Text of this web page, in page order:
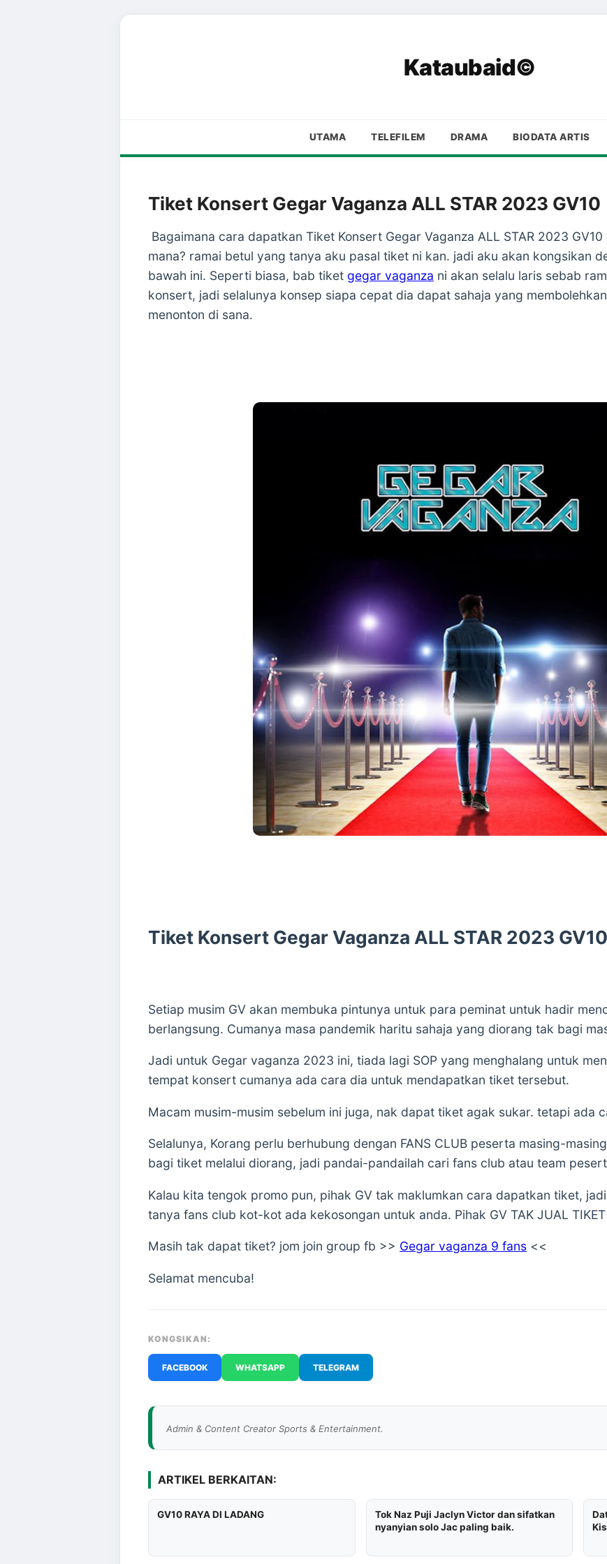
Kataubaid©
UTAMA TELEFILEM DRAMA BIODATA ARTIS
Tiket Konsert Gegar Vaganza ALL STAR 2023 GV10
Bagaimana cara dapatkan Tiket Konsert Gegar Vaganza ALL STAR 2023
mana? ramai betul yang tanya aku pasal tiket ni kan. jadi aku akan kongsikan
bawah ini. Seperti biasa, bab tiket gegar vaganza ni akan selalu laris sebab
konsert, jadi selalunya konsep siapa cepat dia dapat sahaja yang
menonton di sana.
Tiket Konsert Gegar Vaganza ALL STAR 2023 GV10
Setiap musim GV akan membuka pintunya untuk para peminat untuk hadir
berlangsung. Cumanya masa pandemik haritu sahaja yang diorang tak bagi
Jadi untuk Gegar vaganza 2023 ini, tiada lagi SOP yang menghalang untuk
tempat konsert cumanya ada cara dia untuk mendapatkan tiket tersebut.
Macam musim-musim sebelum ini juga, nak dapat tiket agak sukar. tetapi ada
Selalunya, Korang perlu berhubung dengan FANS CLUB peserta masing-
bagi tiket melalui diorang, jadi pandai-pandailah cari fans club atau team
Kalau kita tengok promo pun, pihak GV tak maklumkan cara dapatkan tiket,
tanya fans club kot-kot ada kekosongan untuk anda. Pihak GV TAK JUAL TIKET
Masih tak dapat tiket? jom join group fb >> Gegar vaganza 9 fans <<
Selamat mencuba!
KONGSIKAN:
FACEBOOK WHATSAPP TELEGRAM
Admin & Content Creator Sports & Entertainment.
ARTIKEL BERKAITAN:
GV10 RAYA DI LADANG
Tok Naz Puji Jaclyn Victor dan sifatkan
nyanyian solo Jac paling baik.